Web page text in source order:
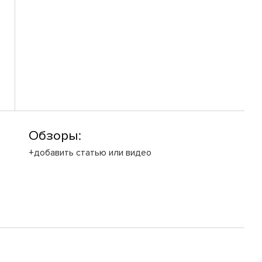
Обзоры:
+добавить статью или видео